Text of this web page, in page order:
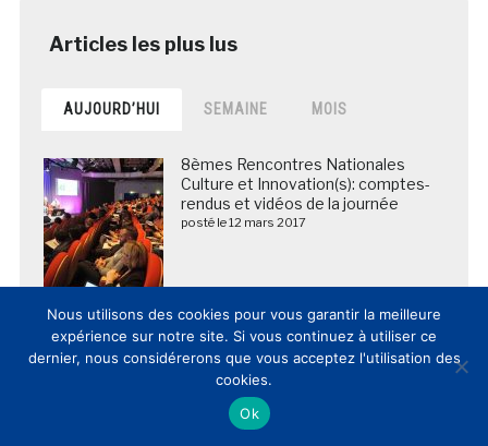
AUJOURD’HUI SEMAINE MOIS
8èmes Rencontres Nationales
Culture et Innovation(s): comptes-
rendus et vidéos de la journée
posté le 12 mars 2017
DOSSIER / Les musées et lieux de
patrimoine français publient et
commentent leur fréquentation
2025 (20/02/2026)
posté le 20 février 2026
Nous utilisons des cookies pour vous garantir la meilleure
expérience sur notre site. Si vous continuez à utiliser ce
dernier, nous considérerons que vous acceptez l'utilisation des
cookies.
Ok